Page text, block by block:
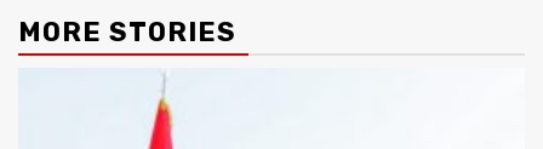
MORE STORIES